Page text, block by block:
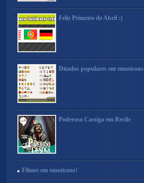
Feliz Primeiro de Abril :)
Ditados populares em emoticons
Poderoso Castiga em Recife
Filmes em emoticons!